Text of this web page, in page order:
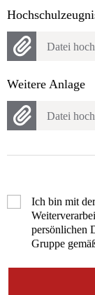
Datei
Weitere Anlage
Datei
Ich bin mit
persönlichen
Gruppe